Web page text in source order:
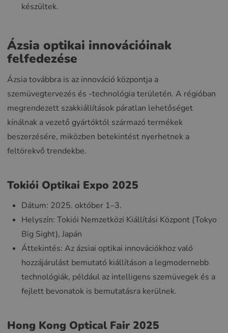
készültek.
Ázsia optikai innovációinak
felfedezése
Ázsia továbbra is az innováció központja a
szemüvegtervezés és -technológia területén. A régióban
megrendezett szakkiállítások páratlan lehetőséget
kínálnak a vezető gyártóktól származó termékek
beszerzésére, miközben betekintést nyerhetnek a
feltörekvő trendekbe.
Tokiói Optikai Expo 2025
Dátum: 2025. október 1–3.
Helyszín: Tokiói Nemzetközi Kiállítási Központ (Tokyo
Big Sight), Japán
Áttekintés: Az ázsiai optikai innovációkhoz való
hozzájárulást bemutató kiállításon a legmodernebb
technológiák, például az intelligens szemüvegek és a
fejlett bevonatok is bemutatásra kerülnek.
Hong Kong Optical Fair 2025